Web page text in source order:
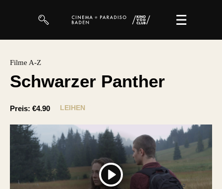
Magazin
So geht’s
Filmpakete
Filme A-Z
Schwarzer Panther
Preis: €4.90 LEIHEN
PLAY